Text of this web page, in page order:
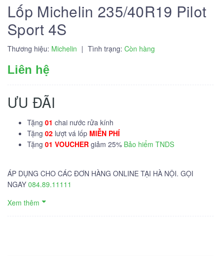
Lốp Michelin 235/40R19 Pilot
Sport 4S
Thương hiệu: Michelin | Tình trạng: Còn hàng
Liên hệ
ƯU ĐÃI
Tặng 01 chai nước rửa kính
Tặng 02 lượt vá lốp MIỄN PHÍ
Tặng 01 VOUCHER giảm 25% Bảo hiểm TNDS
ÁP DỤNG CHO CÁC ĐƠN HÀNG ONLINE TẠI HÀ NỘI. GỌI
NGAY 084.89.11111
Xem thêm